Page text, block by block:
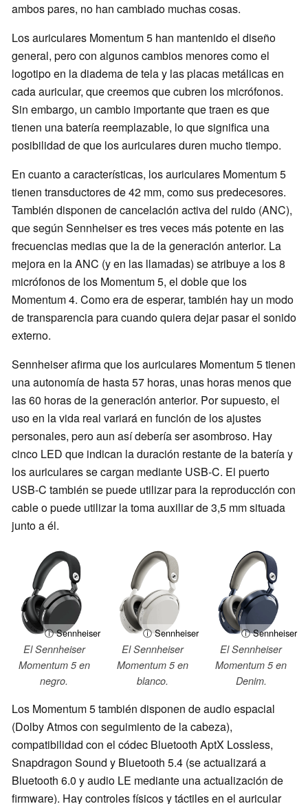
ambos pares, no han cambiado muchas cosas.
Los auriculares Momentum 5 han mantenido el diseño
general, pero con algunos cambios menores como el
logotipo en la diadema de tela y las placas metálicas en
cada auricular, que creemos que cubren los micrófonos.
Sin embargo, un cambio importante que traen es que
tienen una batería reemplazable, lo que significa una
posibilidad de que los auriculares duren mucho tiempo.
En cuanto a características, los auriculares Momentum 5
tienen transductores de 42 mm, como sus predecesores.
También disponen de cancelación activa del ruido (ANC),
que según Sennheiser es tres veces más potente en las
frecuencias medias que la de la generación anterior. La
mejora en la ANC (y en las llamadas) se atribuye a los 8
micrófonos de los Momentum 5, el doble que los
Momentum 4. Como era de esperar, también hay un modo
de transparencia para cuando quiera dejar pasar el sonido
externo.
Sennheiser afirma que los auriculares Momentum 5 tienen
una autonomía de hasta 57 horas, unas horas menos que
las 60 horas de la generación anterior. Por supuesto, el
uso en la vida real variará en función de los ajustes
personales, pero aun así debería ser asombroso. Hay
cinco LED que indican la duración restante de la batería y
los auriculares se cargan mediante USB-C. El puerto
USB-C también se puede utilizar para la reproducción con
cable o puede utilizar la toma auxiliar de 3,5 mm situada
junto a él.
ⓘ Sennheiser
El Sennheiser
Momentum 5 en
negro.
ⓘ Sennheiser
El Sennheiser
Momentum 5 en
blanco.
ⓘ Sennheiser
El Sennheiser
Momentum 5 en
Denim.
Los Momentum 5 también disponen de audio espacial
(Dolby Atmos con seguimiento de la cabeza),
compatibilidad con el códec Bluetooth AptX Lossless,
Snapdragon Sound y Bluetooth 5.4 (se actualizará a
Bluetooth 6.0 y audio LE mediante una actualización de
firmware). Hay controles físicos y táctiles en el auricular